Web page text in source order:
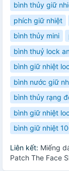
bình thủy giữ
phích giữ nhiệt
bình thủy mini
bình thuỷ lock
bình giữ nhiệt
bình nước giữ
bình thủy rạng
bình giữ nhiệt
bình giữ nhiệt
Liên kết: Miếng
Patch The Face